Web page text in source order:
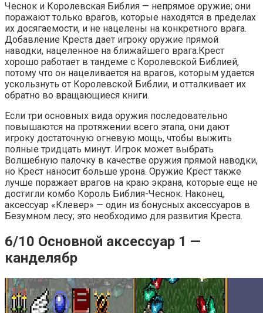
Чеснок и Королевская Библия — непрямое оружие; они
поражают только врагов, которые находятся в пределах
их досягаемости, и не нацелены на конкретного врага.
Добавление Креста дает игроку оружие прямой
наводки, нацеленное на ближайшего врага.Крест
хорошо работает в тандеме с Королевской Библией,
потому что он нацеливается на врагов, которым удается
ускользнуть от Королевской Библии, и отталкивает их
обратно во вращающиеся книги.
Если три основных вида оружия последовательно
повышаются на протяжении всего этапа, они дают
игроку достаточную огневую мощь, чтобы выжить
полные тридцать минут. Игрок может выбрать
Волшебную палочку в качестве оружия прямой наводки,
но Крест наносит больше урона. Оружие Крест также
лучше поражает врагов на краю экрана, которые еще не
достигли комбо Король Библия-Чеснок. Наконец,
аксессуар «Клевер» — один из бонусных аксессуаров в
Безумном лесу; это необходимо для развития Креста.
6/10 Основной аксессуар 1 —
канделябр